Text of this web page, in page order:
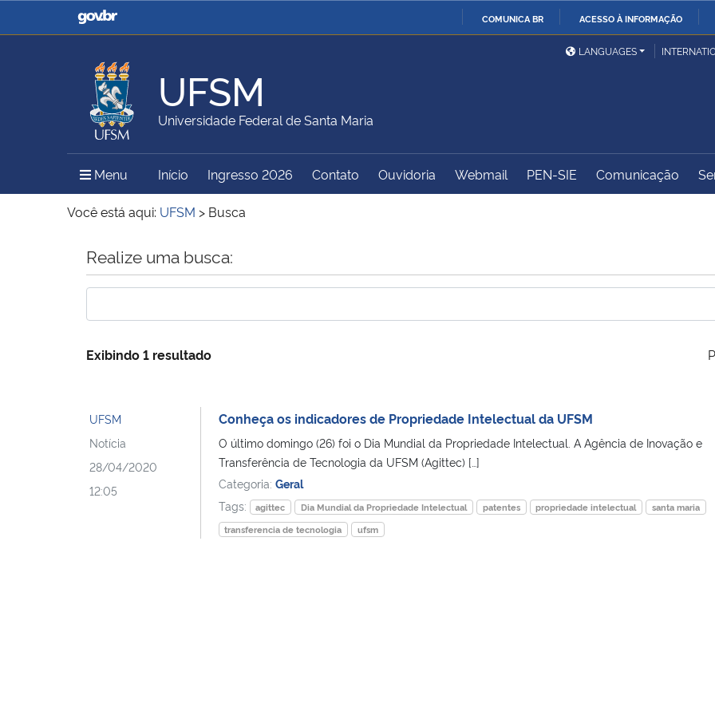
COMUNICA BR ACESSO À INFORMAÇÃO
Casa Civil
Ministério da Justiça e
Ministério da Defesa
Ministério das Relações
Exteriores
Ministério da Agricultura,
Pecuária e Abastecimento
Ministério da Educação
Ministério do Meio Ambiente Ministério do Turismo
Ministério do
Controladoria-Geral da
LANGUAGES
UFSM
Universidade Federal de Santa Maria
Menu Menu Principal do Sítio
Início Ingresso 2026 Contato Ouvidoria Webmail PEN-SIE Comunicação
Você está aqui: UFSM > Busca
Início do conteúdo
Realize uma busca:
Exibindo 1 resultado
UFSM
Notícia
28/04/2020
12:05
Conheça os indicadores de Propriedade Intelectual da UFSM
O último domingo (26) foi o Dia Mundial da Propriedade Intelectual. A Agência de Inovação e
Transferência de Tecnologia da UFSM (Agittec) […]
Categoria: Geral
Tags:
agittec Dia Mundial da Propriedade Intelectual patentes propriedade intelectual
santa maria
transferencia de tecnologia
ufsm